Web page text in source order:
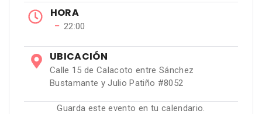
HORA
− 22:00
UBICACIÓN
Calle 15 de Calacoto entre Sánchez
Bustamante y Julio Patiño #8052
Guarda este evento en tu calendario.